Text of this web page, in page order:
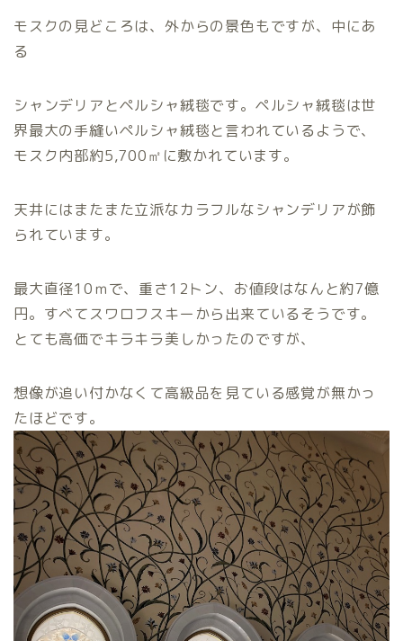
モスクの見どころは、外からの景色もですが、中にあ
る
シャンデリアとペルシャ絨毯です。ペルシャ絨毯は世
界最大の手縫いペルシャ絨毯と言われているようで、
モスク内部約5,700㎡に敷かれています。
天井にはまたまた立派なカラフルなシャンデリアが飾
られています。
最大直径10ｍで、重さ12トン、お値段はなんと約7億
円。すべてスワロフスキーから出来ているそうです。
とても高価でキラキラ美しかったのですが、
想像が追い付かなくて高級品を見ている感覚が無かっ
たほどです。